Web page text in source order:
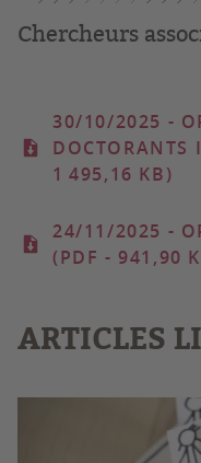
Chercheurs
30/10/2025 -
DOCTORANTS
1 495,16 KB)
24/11/2025 -
(PDF - 941,90
ARTICLES